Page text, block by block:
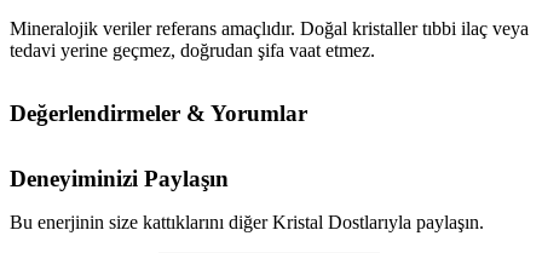
Mineralojik veriler referans amaçlıdır. Doğal kristaller tıbbi ilaç veya
tedavi yerine geçmez, doğrudan şifa vaat etmez.
Değerlendirmeler & Yorumlar
Deneyiminizi Paylaşın
Bu enerjinin size kattıklarını diğer Kristal Dostlarıyla paylaşın.